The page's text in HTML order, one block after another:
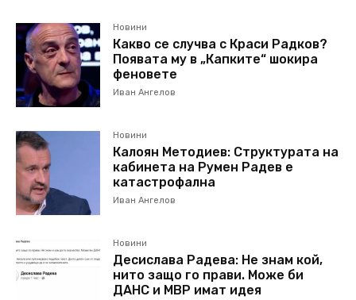
Новини
Какво се случва с Краси Радков?
Появата му в „Капките“ шокира
феновете
Иван Ангелов
Новини
Калоян Методиев: Структурата на
кабинета на Румен Радев е
катастрофална
Иван Ангелов
Новини
Десислава Радева: Не знам кой,
нито защо го прави. Може би
ДАНС и МВР имат идея